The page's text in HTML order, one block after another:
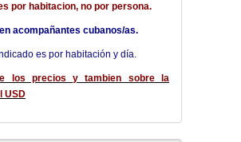
por habitacion, no por persona.
acompañantes cubanos/as.
es por habitación y día.
los precios y tambien sobre la
USD